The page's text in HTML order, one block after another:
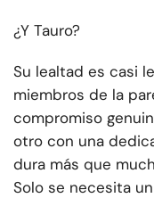
¿Y Tauro?
Su lealtad es casi
miembros de la
compromiso
otro con una
dura más que
Solo se necesita